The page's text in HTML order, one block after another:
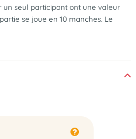
un seul participant ont une valeur
se joue en 10 manches. Le